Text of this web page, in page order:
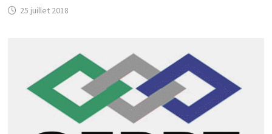
25 juillet 2018